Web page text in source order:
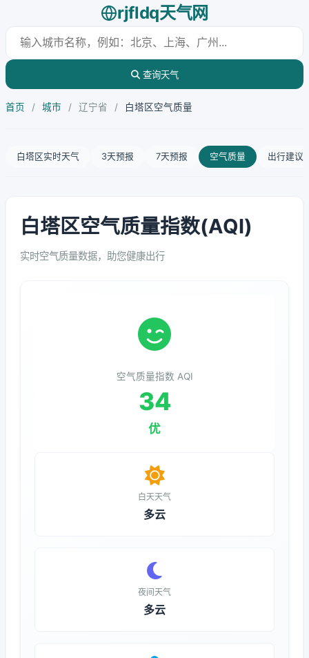
rjfldq天气网
查询天气
首页 / 城市 / 辽宁省 / 白塔区空气质量
白塔区实时天气 3天预报 7天预报 空气质量 出行建议
白塔区空气质量指数(AQI)
实时空气质量数据，助您健康出行
空气质量指数 AQI
34
优
白天天气
多云
夜间天气
多云